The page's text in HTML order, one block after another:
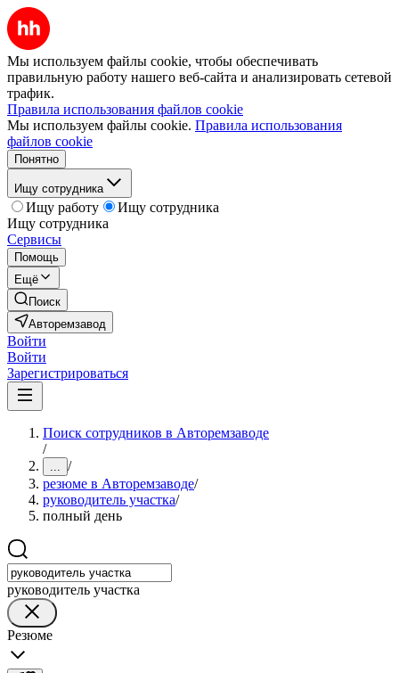
Мы используем файлы cookie, чтобы обеспечивать
правильную работу нашего веб-сайта и анализировать сетевой
трафик.
Правила использования файлов cookie
Мы используем файлы cookie. Правила использования
файлов cookie
Понятно
Ищу сотрудника
Ищу работу
Ищу сотрудника
Ищу сотрудника
Сервисы
Помощь
Ещё
Поиск
Авторемзавод
Войти
Войти
Зарегистрироваться
Поиск сотрудников в Авторемзаводе
/
... /
резюме в Авторемзаводе/
руководитель участка/
полный день
руководитель участка
Резюме